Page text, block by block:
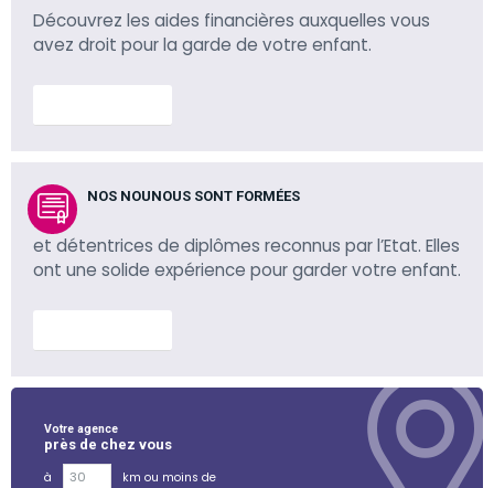
Découvrez les aides financières auxquelles vous
avez droit pour la garde de votre enfant.
NOS NOUNOUS SONT FORMÉES
et détentrices de diplômes reconnus par l’Etat. Elles
ont une solide expérience pour garder votre enfant.
Votre agence
près de chez vous
à
km ou moins de